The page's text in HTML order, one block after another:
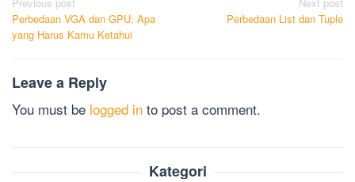
navigation
Perbedaan VGA dan GPU: Apa
yang Harus Kamu Ketahui
Perbedaan List dan Tuple
Leave a Reply
You must be logged in to post a comment.
Kategori